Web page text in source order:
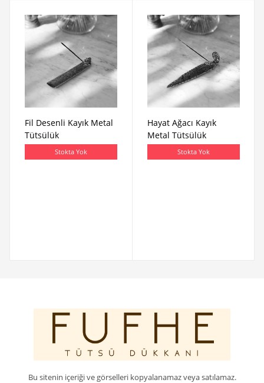
Fil Desenli Kayık Metal
Tütsülük
Stokta Yok
Hayat Ağacı Kayık
Metal Tütsülük
Stokta Yok
Bu sitenin içeriği ve görselleri kopyalanamaz veya satılamaz.